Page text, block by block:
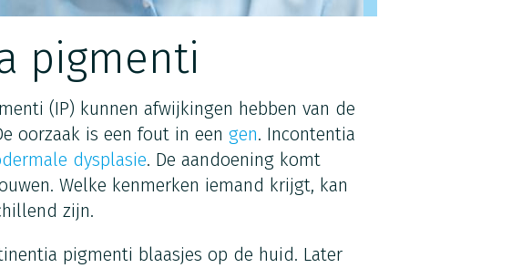
pigmenti
(IP) kunnen afwijkingen hebben van de
oorzaak is een fout in een gen. Incontentia
dysplasie. De aandoening komt
Welke kenmerken iemand krijgt, kan
zijn.
pigmenti blaasjes op de huid. Later